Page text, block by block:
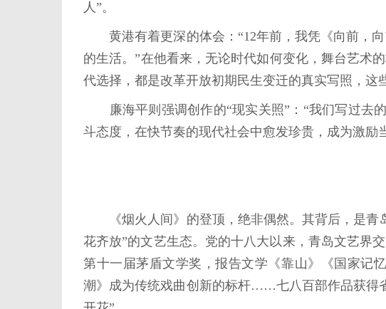
人”。
黄港有着更深的体会：“12年前，我凭《向前，向
的生活。”在他看来，无论时代如何变化，舞台艺
代选择，都是改革开放初期民生变迁的真实写照，这
廉海平则强调创作的“现实关照”：“我们写过去
斗态度，在快节奏的现代社会中愈发珍贵，成为激励
《烟火人间》的登顶，绝非偶然。其背后，是青
花齐放”的文艺生态。党的十八大以来，青岛文艺界
第十一届茅盾文学奖，报告文学《靠山》《国家记
潮》成为传统戏曲创新的标杆……七八百部作品获得